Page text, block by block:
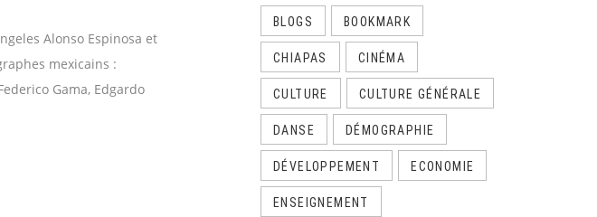
Alonso Espinosa et
mexicains :
Gama, Edgardo
BLOGS BOOKMARK
CHIAPAS CINÉMA
CULTURE CULTURE GÉNÉRALE
DANSE DÉMOGRAPHIE
DÉVELOPPEMENT ECONOMIE
ENSEIGNEMENT